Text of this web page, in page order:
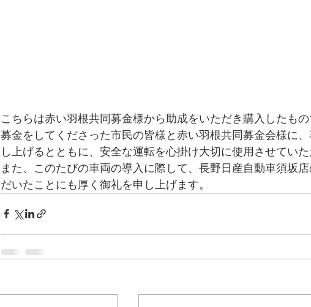
こちらは赤い羽根共同募金様から助成をいただき購入したもの
募金をしてくださった市民の皆様と赤い羽根共同募金会様に
し上げるとともに、安全な運転を心掛け大切に使用させていた
また、このたびの車両の導入に際して、長野日産自動車須坂
だいたことにも厚く御礼を申し上げます。